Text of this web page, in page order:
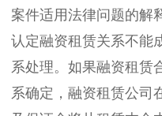
案件适用法律问题的解
认定融资租赁关系不能
系处理。如果融资租赁
系确定，融资租赁公司